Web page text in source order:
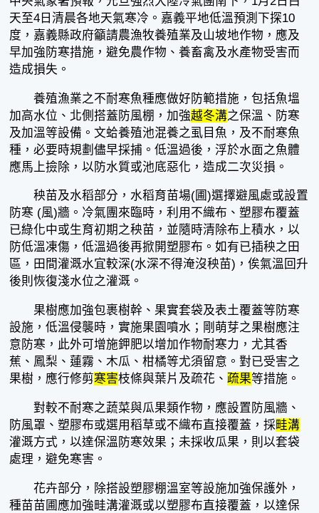
天至4日清晨各地天氣寒冷。嘉義平地低溫預測下探10
度，嘉義縣政府籲請農漁牧養殖業及山坡地作物，應及
早加強防寒措施，避免農作物、養畜禽及水產物受害而
造成損失。
養殖漁業之不耐寒魚種應做好防範措施，包括魚塭
加高水位、北側搭蓋防風棚，加強越冬溝之保溫、防寒
及加溫等設備。文蛤養殖池混養之虱目魚，及不耐寒魚
種，必要時規劃儘早採捕。低溫過後，浮於水面之魚體
應馬上撿除，以防水質或池底惡化，造成二次災損。
秧苗及水稻部分，水稻育苗場(圃)選擇避風處或設置
防寒 (風)牆。冷氣團來臨時，利用不織布、塑膠布覆蓋
已綠化中或生育初期之秧苗，並隨時清除布上積水，以
防低溫凍傷，低溫過後再掀開塑膠布。如有已插秧之田
區，田間灌溉水宜較深(水深不得淹沒秧苗)，俟氣溫回升
後則恢復淺水位之灌溉。
果樹應加強包裹樹幹、果實套袋及表土覆蓋等防寒
設施，低溫侵襲時，實施果園噴水；剛萌芽之果樹應注
意防寒，此外可增施鉀肥以增加作物耐寒力，尤其香
蕉、鳳梨、蓮霧、木瓜、柑橘等尤須留意。對已受害之
果樹，應行修剪寒害枝條與葉片及疏花、疏果等措施。
對較不耐寒之蔬菜與瓜果類作物，應設置防風牆、
防風罩、塑膠布或選用稻草或不織布直接覆蓋，採畦溝
灌溉方式，以達保溫防寒效果；未採收瓜果，則以套袋
處理，避免寒害。
花卉部分，除搭設塑膠棚溫室等設施加強保護外，
種苗苗圃應加強畦溝灌溉或以塑膠布直接覆蓋，以達保